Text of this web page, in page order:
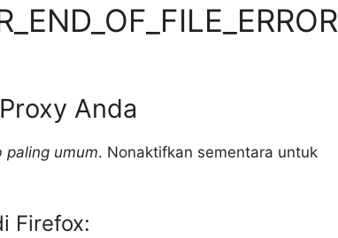
Anda
paling umum. Nonaktifkan sementara untuk
Firefox: